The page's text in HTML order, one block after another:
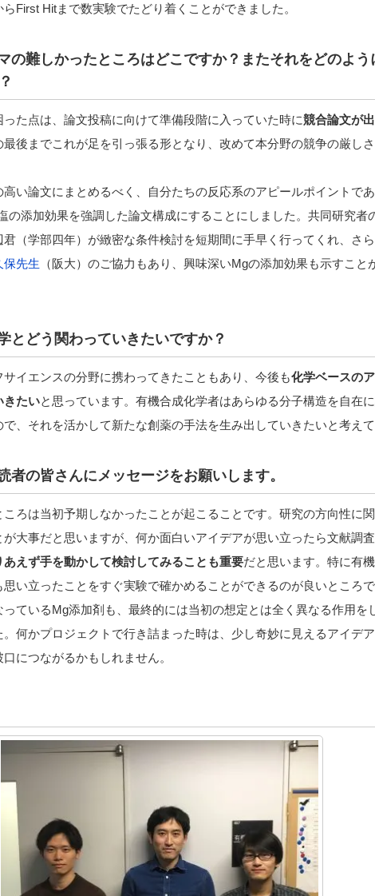
First Hitまで数実験でたどり着くことができました。
の難しかったところはどこですか？またそれをどのよう
た点は、論文投稿に向けて準備段階に入っていた時に競合論文が
最後までこれが足を引っ張る形となり、改めて本分野の競争の厳し
高い論文にまとめるべく、自分たちの反応系のアピールポイントで
の添加効果を強調した論文構成にすることにしました。共同研究者
君（学部四年）が緻密な条件検討を短期間に手早く行ってくれ、さ
保先生 （阪大）のご協力もあり、興味深いMgの添加効果も示すこと
とどう関わっていきたいですか？
サイエンスの分野に携わってきたこともあり、今後も化学ベースの
きたいと思っています。有機合成化学者はあらゆる分子構造を自在
、それを活かして新たな創薬の手法を生み出していきたいと考えて
者の皆さんにメッセージをお願いします。
ろは当初予期しなかったことが起こることです。研究の方向性に
が大事だと思いますが、何か面白いアイデアが思い立ったら文献調
あえず手を動かして検討してみることも重要だと思います。特に有
思い立ったことをすぐ実験で確かめることができるのが良いところ
ているMg添加剤も、最終的には当初の想定とは全く異なる作用を
。何かプロジェクトで行き詰まった時は、少し奇妙に見えるアイデ
につながるかもしれません。